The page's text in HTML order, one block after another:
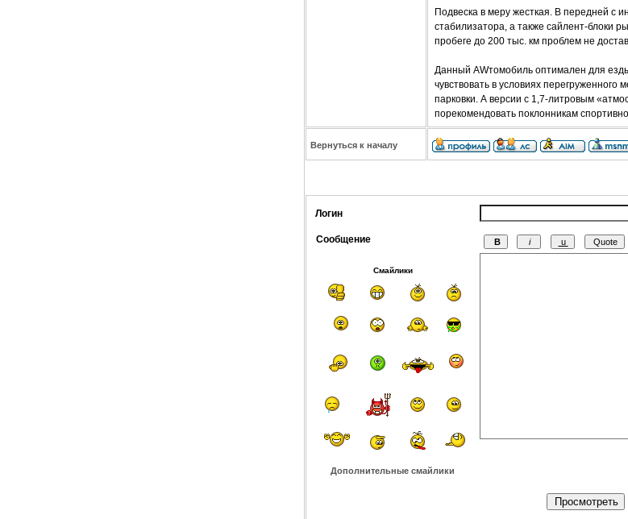
Подвеска в меру жесткая. В передней с
стабилизатора, а также сайлент-блоки
пробеге до 200 тыс. км проблем не
Данный AWтомобиль оптимален для
чувствовать в условиях
парковки. А версии с 1,7-литровым
порекомендовать поклонникам
Вернуться к началу
Логин
Сообщение
Смайлики
Дополнительные смайлики